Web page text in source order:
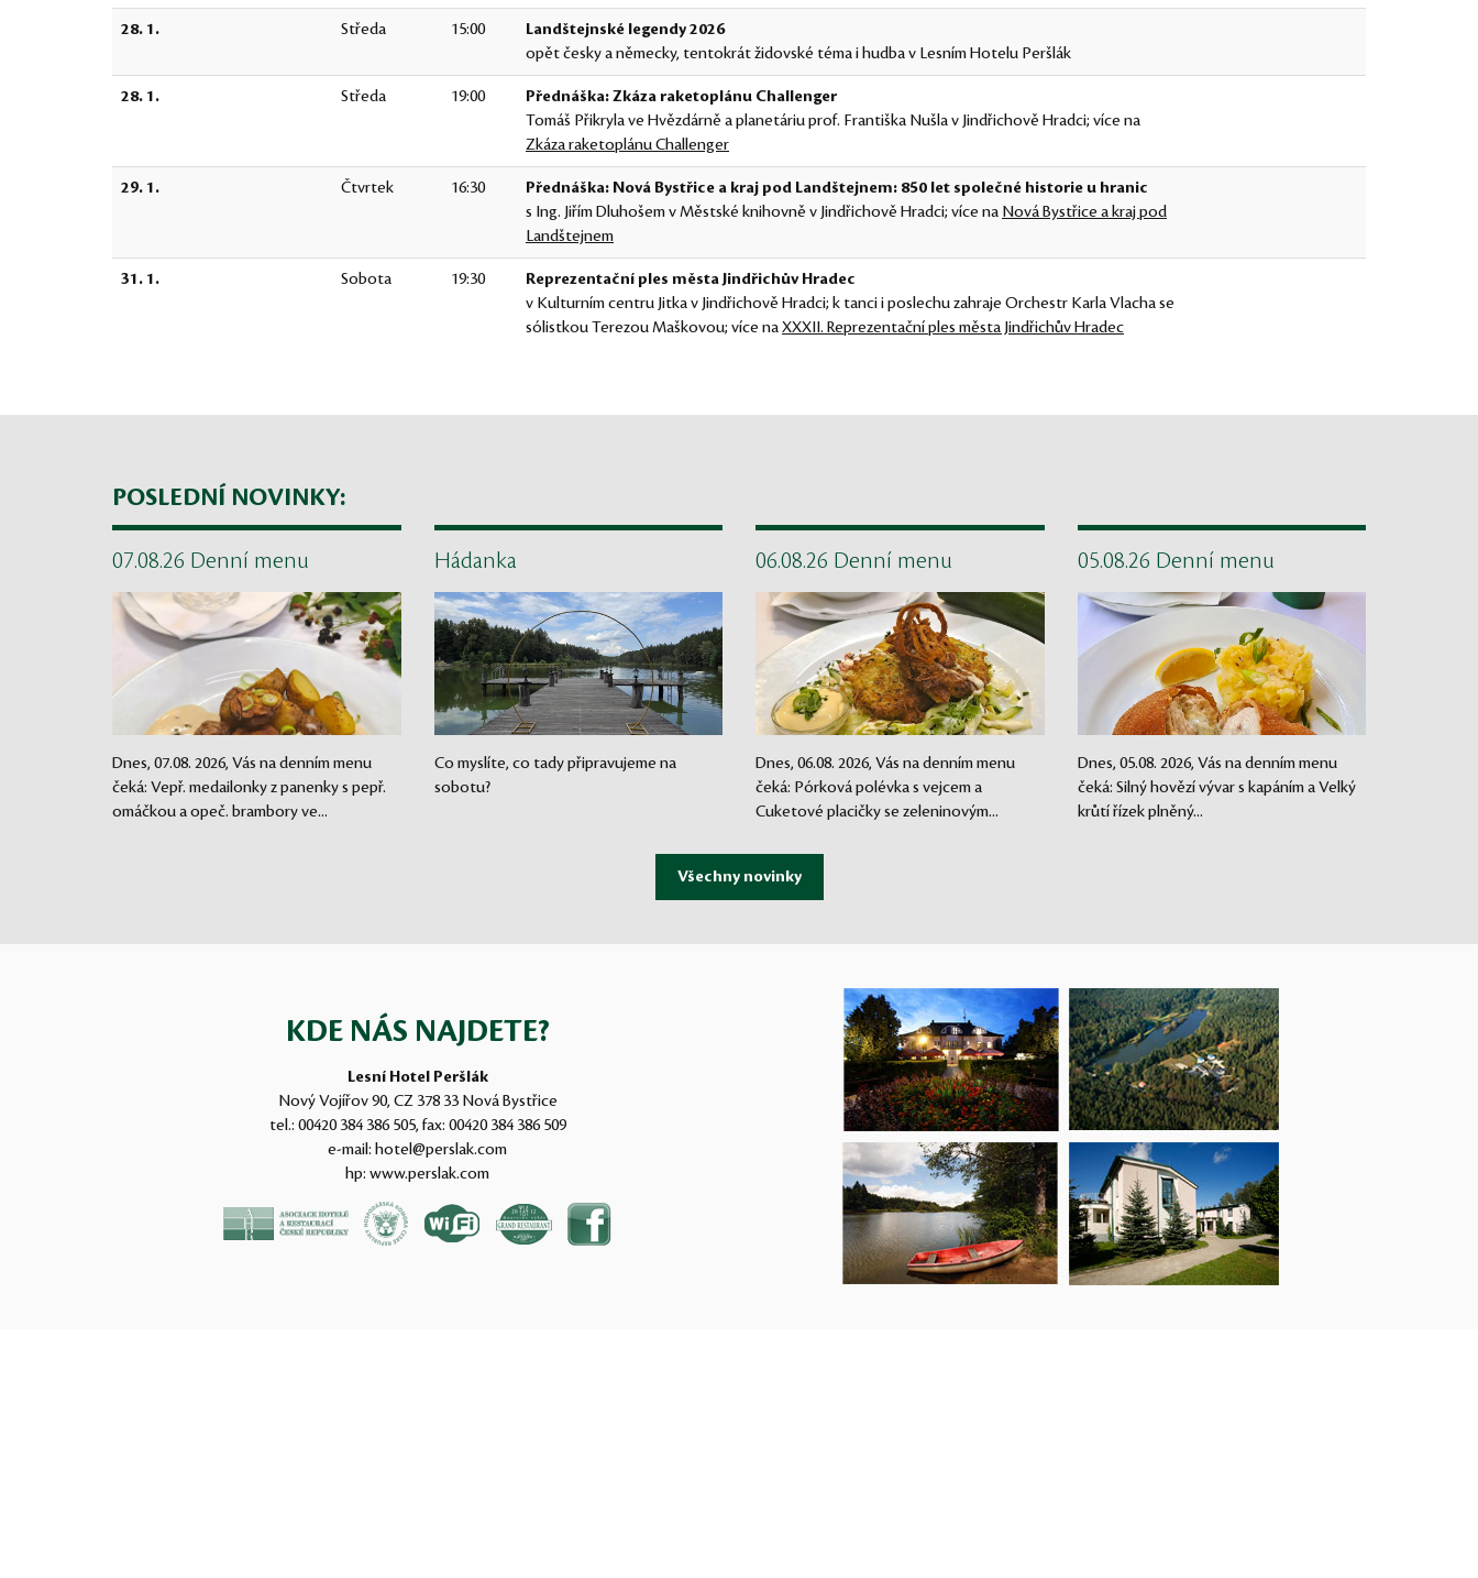
28. 1. Středa 15:00
Landštejnské legendy 2026
opět česky a německy, tentokrát židovské téma i hudba v Lesním Hotelu Peršlák
28. 1. Středa 19:00
Přednáška: Zkáza raketoplánu Challenger
Tomáš Přikryla ve Hvězdárně a planetáriu prof. Františka Nušla v Jindřichově Hradci; více na
Zkáza raketoplánu Challenger
29. 1. Čtvrtek 16:30
Přednáška: Nová Bystřice a kraj pod Landštejnem: 850 let společné historie u hranic
s Ing. Jiřím Dluhošem v Městské knihovně v Jindřichově Hradci; více na Nová Bystřice a kraj pod
Landštejnem
31. 1. Sobota 19:30
Reprezentační ples města Jindřichův Hradec
v Kulturním centru Jitka v Jindřichově Hradci; k tanci i poslechu zahraje Orchestr Karla Vlacha se
sólistkou Terezou Maškovou; více naXXXII. Reprezentační ples města Jindřichův Hradec
POSLEDNÍ NOVINKY:
07.08.26 Denní menu
Dnes, 07.08. 2026, Vás na denním menu
čeká: Vepř. medailonky z panenky s pepř.
omáčkou a opeč. brambory ve...
Hádanka
Co myslíte, co tady připravujeme na
sobotu?
06.08.26 Denní menu
Dnes, 06.08. 2026, Vás na denním menu
čeká: Pórková polévka s vejcem a
Cuketové placičky se zeleninovým...
05.08.26 Denní menu
Dnes, 05.08. 2026, Vás na denním menu
čeká: Silný hovězí vývar s kapáním a Velký
krůtí řízek plněný...
KDE NÁS NAJDETE?
Lesní Hotel Peršlák
Nový Vojířov 90, CZ 378 33 Nová Bystřice
tel.: 00420 384 386 505, fax: 00420 384 386 509
e-mail: hotel@perslak.com
hp: www.perslak.com